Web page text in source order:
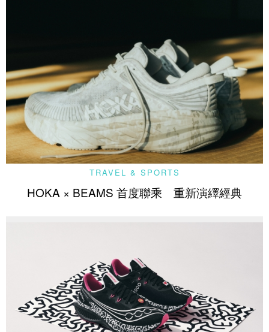
TRAVEL & SPORTS
HOKA × BEAMS 首度聯乘 重新演繹經典